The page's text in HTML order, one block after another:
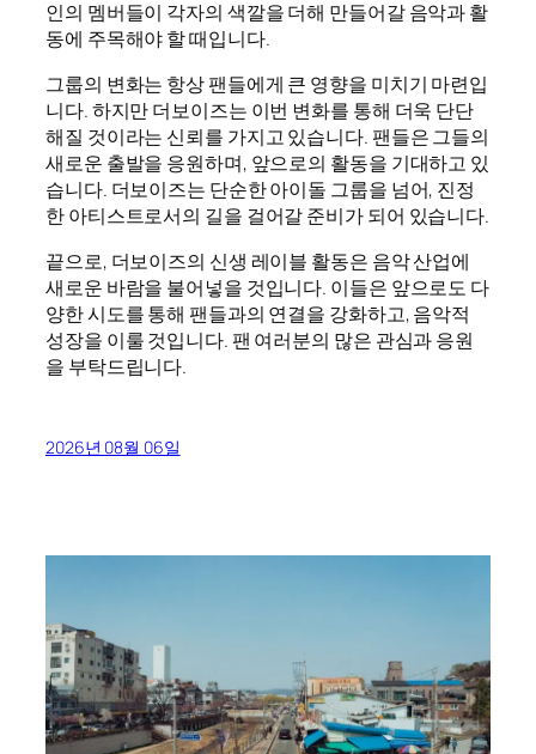
인의 멤버들이 각자의 색깔을 더해 만들어갈 음악과 활
동에 주목해야 할 때입니다.
그룹의 변화는 항상 팬들에게 큰 영향을 미치기 마련입
니다. 하지만 더보이즈는 이번 변화를 통해 더욱 단단
해질 것이라는 신뢰를 가지고 있습니다. 팬들은 그들의
새로운 출발을 응원하며, 앞으로의 활동을 기대하고 있
습니다. 더보이즈는 단순한 아이돌 그룹을 넘어, 진정
한 아티스트로서의 길을 걸어갈 준비가 되어 있습니다.
끝으로, 더보이즈의 신생 레이블 활동은 음악 산업에
새로운 바람을 불어넣을 것입니다. 이들은 앞으로도 다
양한 시도를 통해 팬들과의 연결을 강화하고, 음악적
성장을 이룰 것입니다. 팬 여러분의 많은 관심과 응원
을 부탁드립니다.
2026년 08월 06일